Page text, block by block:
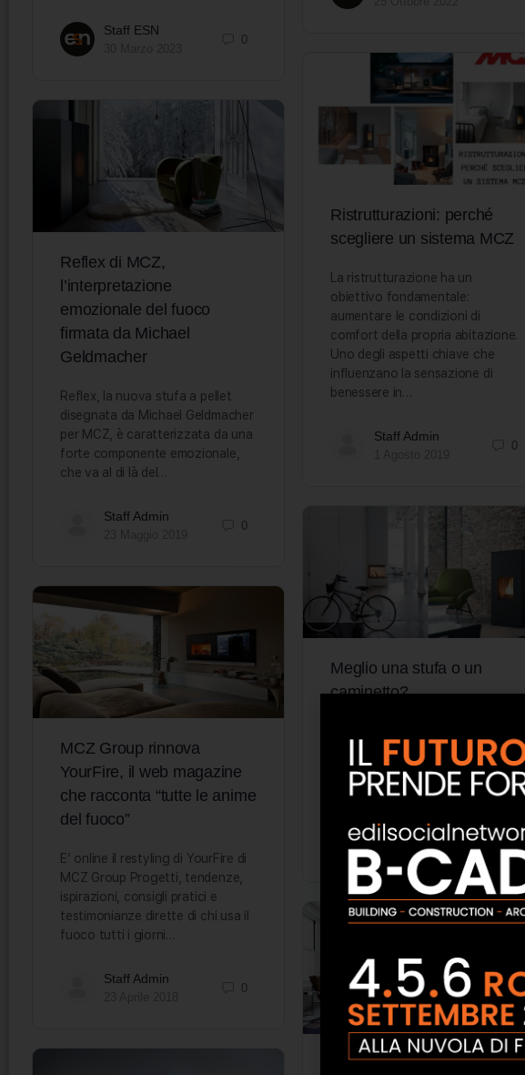
Staff ESN
0
Ristrutturazioni: perché
scegliere un sistema MCZ
La ristrutturazione ha un
obiettivo fondamentale:
aumentare le condizioni di
comfort della propria abitazione.
Uno degli aspetti chiave che
influenzano la sensazione di
benessere in…
Staff Admin
0
Reflex di MCZ,
l’interpretazione
emozionale del fuoco
firmata da Michael
Geldmacher
Reflex, la nuova stufa a pellet
disegnata da Michael Geldmacher
per MCZ, è caratterizzata da una
forte componente emozionale,
che va al di là del…
Staff Admin
0
Meglio una stufa o un
caminetto?
scelta Con i primi freddi cresce la
voglia di un focolare per rendere
ancora più accogliente la…
Staff Admin
12 Settembre 2018
0
MCZ Group rinnova
YourFire, il web magazine
che racconta “tutte le anime
del fuoco”
E’ online il restyling di YourFire di
MCZ Group Progetti, tendenze,
ispirazioni, consigli pratici e
testimonianze dirette di chi usa il
fuoco tutti i giorni…
Staff Admin
0
MCZ: le novità 2018